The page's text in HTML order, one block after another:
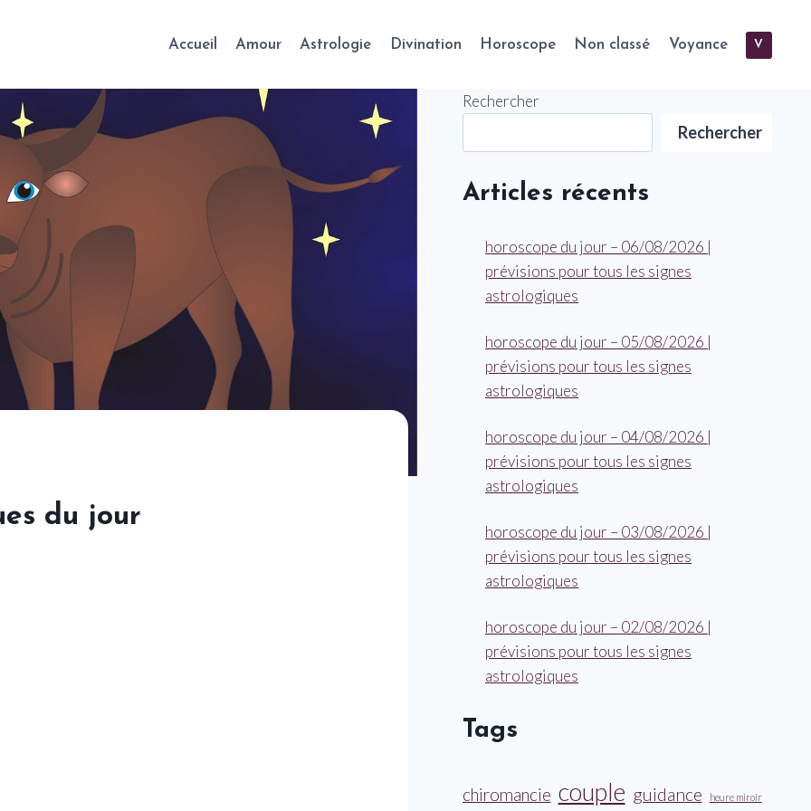
Accueil Amour Astrologie Divination Horoscope Non classé Voyance V
du jour
Rechercher
Rechercher
Articles récents
horoscope du jour – 06/08/2026 |
prévisions pour tous les signes
astrologiques
horoscope du jour – 05/08/2026 |
prévisions pour tous les signes
astrologiques
horoscope du jour – 04/08/2026 |
prévisions pour tous les signes
astrologiques
horoscope du jour – 03/08/2026 |
prévisions pour tous les signes
astrologiques
horoscope du jour – 02/08/2026 |
prévisions pour tous les signes
astrologiques
Tags
chiromancie couple guidance heure miroir